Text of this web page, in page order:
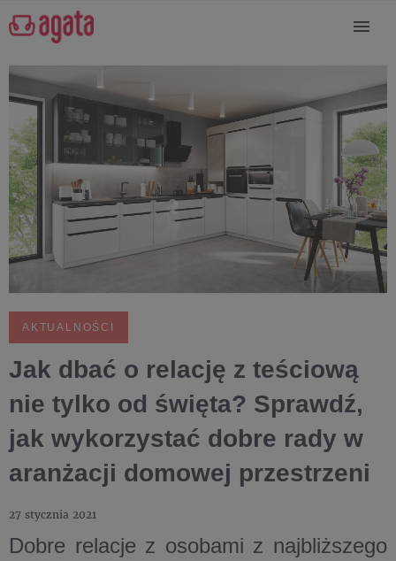
AKTUALNOŚCI
Jak dbać o relację z teściową
nie tylko od święta? Sprawdź,
jak wykorzystać dobre rady w
aranżacji domowej przestrzeni
27 stycznia 2021
Dobre relacje z osobami z najbliższego